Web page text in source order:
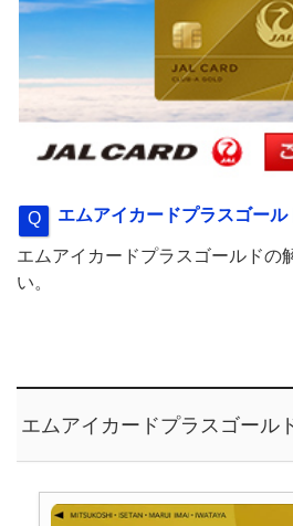
エムアイカードプラスゴール
エムアイカードプラスゴールドの
い。
エムアイカードプラスゴール